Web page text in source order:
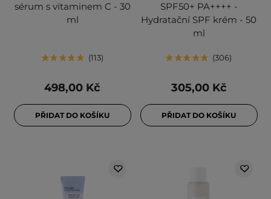
sérum s vitaminem C - 30
ml
113
498,00 Kč
PŘIDAT DO KOŠÍKU
SPF50+ PA++++ -
Hydratační SPF krém - 50
ml
306
305,00 Kč
PŘIDAT DO KOŠÍKU